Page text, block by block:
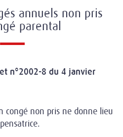
annuels non pris
parental
n°2002-8 du 4 janvier
congé non pris ne donne lieu